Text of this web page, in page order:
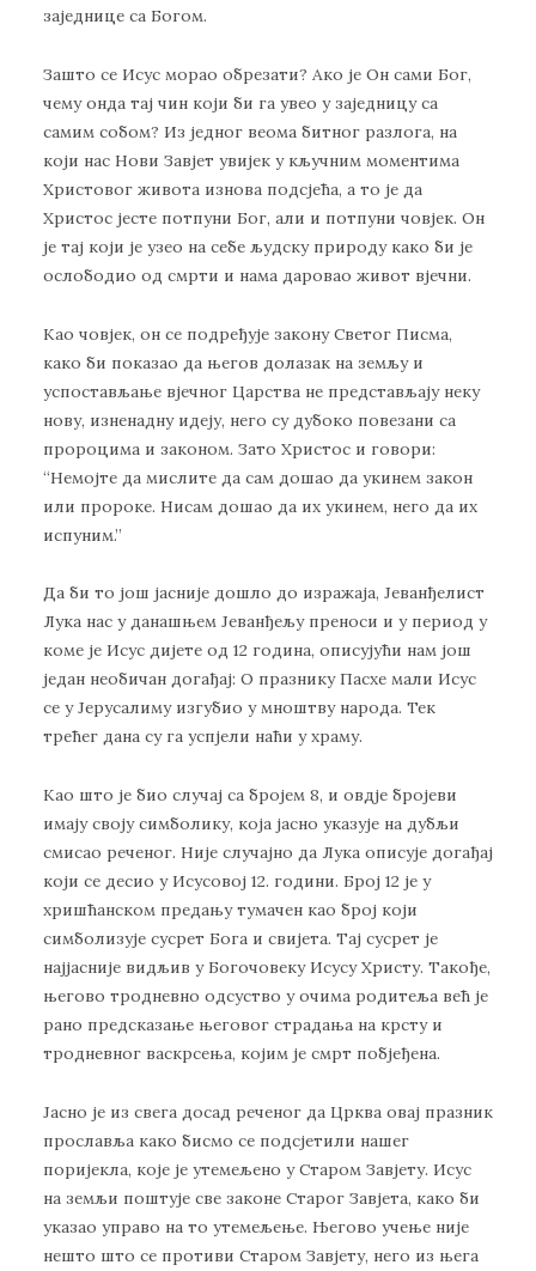
заједнице са Богом.
Зашто се Исус морао обрезати? Ако је Он сами Бог,
чему онда тај чин који би га увео у заједницу са
самим собом? Из једног веома битног разлога, на
који нас Нови Завјет увијек у кључним моментима
Христовог живота изнова подсјећа, а то је да
Христос јесте потпуни Бог, али и потпуни човјек. Он
је тај који је узео на себе људску природу како би је
ослободио од смрти и нама даровао живот вјечни.
Као човјек, он се подређује закону Светог Писма,
како би показао да његов долазак на земљу и
успостављање вјечног Царства не представљају неку
нову, изненадну идеју, него су дубоко повезани са
пророцима и законом. Зато Христос и говори:
“Немојте да мислите да сам дошао да укинем закон
или пророке. Нисам дошао да их укинем, него да их
испуним.”
Да би то још јасније дошло до изражаја, Јеванђелист
Лука нас у данашњем Јеванђељу преноси и у период у
коме је Исус дијете од 12 година, описујући нам још
један необичан догађај: О празнику Пасхе мали Исус
се у Јерусалиму изгубио у мноштву народа. Тек
трећег дана су га успјели наћи у храму.
Као што је био случај са бројем 8, и овдје бројеви
имају своју симболику, која јасно указује на дубљи
смисао реченог. Није случајно да Лука описује догађај
који се десио у Исусовој 12. години. Број 12 је у
хришћанском предању тумачен као број који
симболизује сусрет Бога и свијета. Тај сусрет је
најјасније видљив у Богочовеку Исусу Христу. Такође,
његово тродневно одсуство у очима родитеља већ је
рано предсказање његовог страдања на крсту и
тродневног васкрсења, којим је смрт побјеђена.
Јасно је из свега досад реченог да Црква овај празник
прославља како бисмо се подсјетили нашег
поријекла, које је утемељено у Старом Завјету. Исус
на земљи поштује све законе Старог Завјета, како би
указао управо на то утемељење. Његово учење није
нешто што се противи Старом Завјету, него из њега